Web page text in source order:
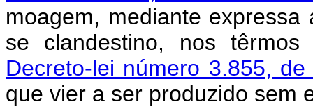
moagem, mediante
se clandestino, nos
Decreto-lei número 3.855,
que vier a ser produzido sem